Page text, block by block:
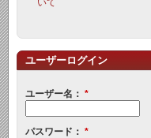
いて
ユーザーログイン
ユーザー名： *
パスワード： *